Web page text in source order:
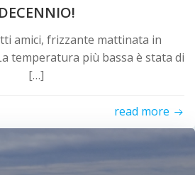
DECENNIO!
amici, frizzante mattinata in
temperatura più bassa è stata di
[…]
read more